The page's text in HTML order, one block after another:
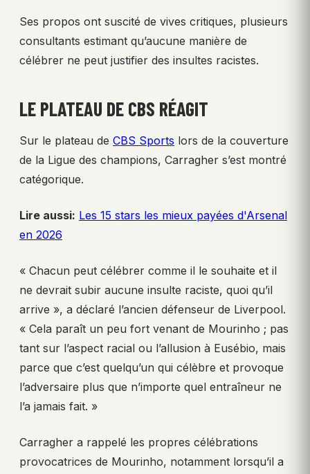
Ses propos ont suscité de vives critiques, plusieurs
consultants estimant qu’aucune manière de
célébrer ne peut justifier des insultes racistes.
LE PLATEAU DE CBS RÉAGIT
Sur le plateau de CBS Sports lors de la couverture
de la Ligue des champions, Carragher s’est montré
catégorique.
Lire aussi: Les 15 stars les mieux payées d'Arsenal
en 2026
« Chacun peut célébrer comme il le souhaite et il
ne devrait subir aucune insulte raciste, quoi qu’il
arrive », a déclaré l’ancien défenseur de Liverpool.
« Cela paraît un peu fort venant de Mourinho ; pas
tant sur l’aspect racial ou l’allusion à Eusébio, mais
parce que c’est quelqu’un qui célèbre et provoque
l’adversaire plus que n’importe quel entraîneur ne
l’a jamais fait. »
Carragher a rappelé les propres célébrations
provocatrices de Mourinho, notamment lorsqu’il a